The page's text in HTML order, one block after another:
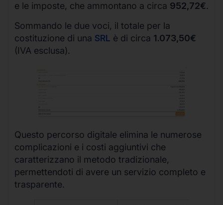
e le imposte, che ammontano a circa 952,72€.
Sommando le due voci, il totale per la
costituzione di una SRL è di circa 1.073,50€
(IVA esclusa).
Questo percorso digitale elimina le numerose
complicazioni e i costi aggiuntivi che
caratterizzano il metodo tradizionale,
permettendoti di avere un servizio completo e
trasparente.